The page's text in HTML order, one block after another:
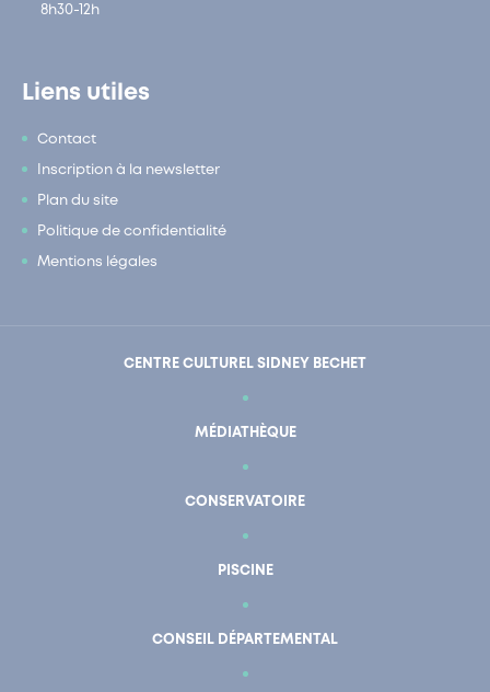
8h30-12h
Liens utiles
Contact
Inscription à la newsletter
Plan du site
Politique de confidentialité
Mentions légales
CENTRE CULTUREL SIDNEY BECHET
MÉDIATHÈQUE
CONSERVATOIRE
PISCINE
CONSEIL DÉPARTEMENTAL